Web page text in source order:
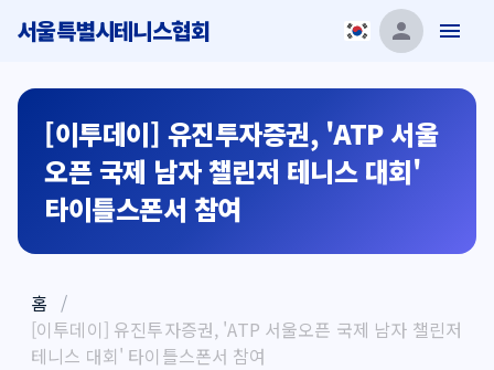
서울특별시테니스협회
[이투데이] 유진투자증권, 'ATP 서울
오픈 국제 남자 챌린저 테니스 대회'
타이틀스폰서 참여
홈 /
[이투데이] 유진투자증권, 'ATP 서울오픈 국제 남자 챌린저
테니스 대회' 타이틀스폰서 참여